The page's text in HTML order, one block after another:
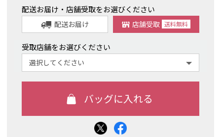
配送お届け・店舗受取をお選びください
配送お届け 店舗受取 送料無料
受取店舗をお選びください